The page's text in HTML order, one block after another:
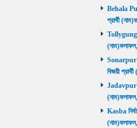
Behala
প্রার্থী
Tollygunge
Sonarpur
বিজয়ী
Jadavpur
Kasba